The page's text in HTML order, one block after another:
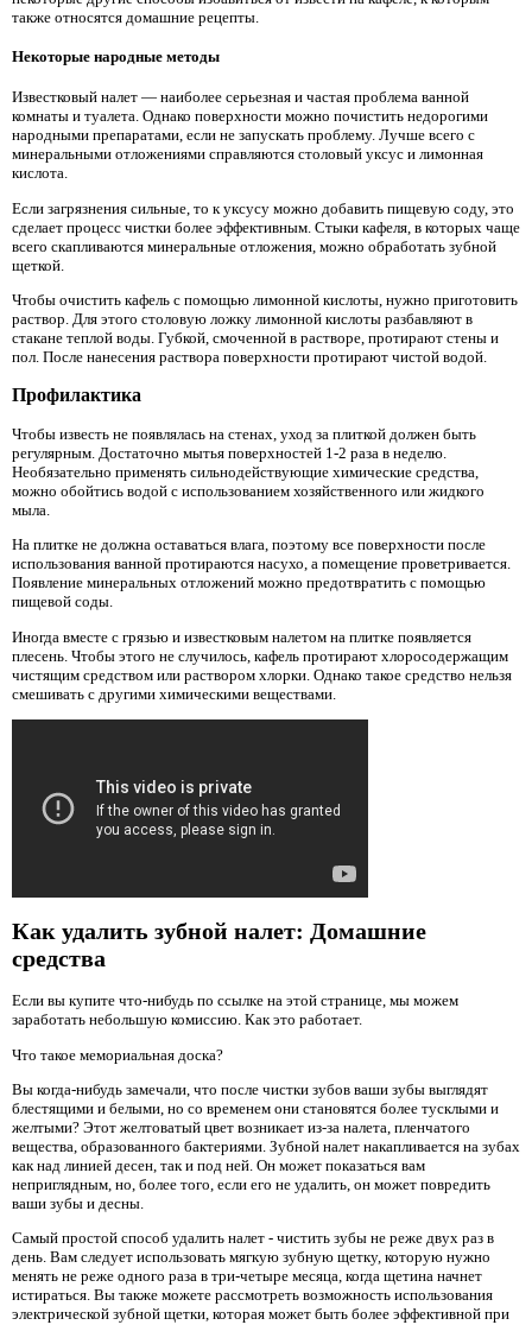
также относятся домашние рецепты.
Некоторые народные методы
Известковый налет — наиболее серьезная и частая проблема ванной
комнаты и туалета. Однако поверхности можно почистить недорогими
народными препаратами, если не запускать проблему. Лучше всего с
минеральными отложениями справляются столовый уксус и лимонная
кислота.
Если загрязнения сильные, то к уксусу можно добавить пищевую соду, это
сделает процесс чистки более эффективным. Стыки кафеля, в которых чаще
всего скапливаются минеральные отложения, можно обработать зубной
щеткой.
Чтобы очистить кафель с помощью лимонной кислоты, нужно приготовить
раствор. Для этого столовую ложку лимонной кислоты разбавляют в
стакане теплой воды. Губкой, смоченной в растворе, протирают стены и
пол. После нанесения раствора поверхности протирают чистой водой.
Профилактика
Чтобы известь не появлялась на стенах, уход за плиткой должен быть
регулярным. Достаточно мытья поверхностей 1-2 раза в неделю.
Необязательно применять сильнодействующие химические средства,
можно обойтись водой с использованием хозяйственного или жидкого
мыла.
На плитке не должна оставаться влага, поэтому все поверхности после
использования ванной протираются насухо, а помещение проветривается.
Появление минеральных отложений можно предотвратить с помощью
пищевой соды.
Иногда вместе с грязью и известковым налетом на плитке появляется
плесень. Чтобы этого не случилось, кафель протирают хлоросодержащим
чистящим средством или раствором хлорки. Однако такое средство нельзя
смешивать с другими химическими веществами.
Как удалить зубной налет: Домашние
средства
Если вы купите что-нибудь по ссылке на этой странице, мы можем
заработать небольшую комиссию. Как это работает.
Что такое мемориальная доска?
Вы когда-нибудь замечали, что после чистки зубов ваши зубы выглядят
блестящими и белыми, но со временем они становятся более тусклыми и
желтыми? Этот желтоватый цвет возникает из-за налета, пленчатого
вещества, образованного бактериями. Зубной налет накапливается на зубах
как над линией десен, так и под ней. Он может показаться вам
неприглядным, но, более того, если его не удалить, он может повредить
ваши зубы и десны.
Самый простой способ удалить налет - чистить зубы не реже двух раз в
день. Вам следует использовать мягкую зубную щетку, которую нужно
менять не реже одного раза в три-четыре месяца, когда щетина начнет
истираться. Вы также можете рассмотреть возможность использования
электрической зубной щетки, которая может быть более эффективной при